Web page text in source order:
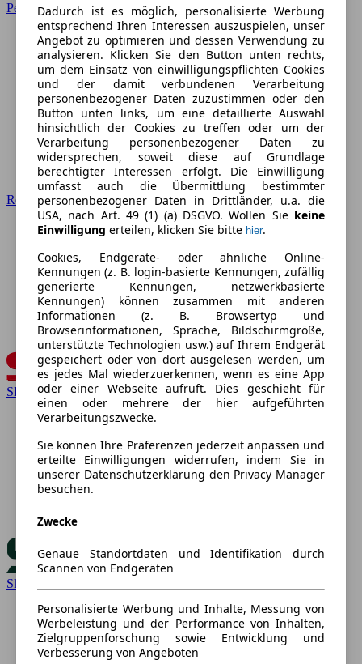
Peugeot
Renault
SEAT
Skoda
Dadurch ist es möglich, personalisierte Werbung
entsprechend Ihren Interessen auszuspielen, unser
Angebot zu optimieren und dessen Verwendung zu
analysieren. Klicken Sie den Button unten rechts,
um dem Einsatz von einwilligungspflichten Cookies
und der damit verbundenen Verarbeitung
personenbezogener Daten zuzustimmen oder den
Button unten links, um eine detaillierte Auswahl
hinsichtlich der Cookies zu treffen oder um der
Verarbeitung personenbezogener Daten zu
widersprechen, soweit diese auf Grundlage
berechtigter Interessen erfolgt. Die Einwilligung
umfasst auch die Übermittlung bestimmter
personenbezogener Daten in Drittländer, u.a. die
USA, nach Art. 49 (1) (a) DSGVO. Wollen Sie keine
Einwilligung erteilen, klicken Sie bitte hier.
Cookies, Endgeräte- oder ähnliche Online-
Kennungen (z. B. login-basierte Kennungen, zufällig
generierte Kennungen, netzwerkbasierte
Kennungen) können zusammen mit anderen
Informationen (z. B. Browsertyp und
Browserinformationen, Sprache, Bildschirmgröße,
unterstützte Technologien usw.) auf Ihrem Endgerät
gespeichert oder von dort ausgelesen werden, um
es jedes Mal wiederzuerkennen, wenn es eine App
oder einer Webseite aufruft. Dies geschieht für
einen oder mehrere der hier aufgeführten
Verarbeitungszwecke.
Sie können Ihre Präferenzen jederzeit anpassen und
erteilte Einwilligungen widerrufen, indem Sie in
unserer Datenschutzerklärung den Privacy Manager
besuchen.
Zwecke
Genaue Standortdaten und Identifikation durch
Scannen von Endgeräten
Personalisierte Werbung und Inhalte, Messung von
Werbeleistung und der Performance von Inhalten,
Zielgruppenforschung sowie Entwicklung und
Verbesserung von Angeboten